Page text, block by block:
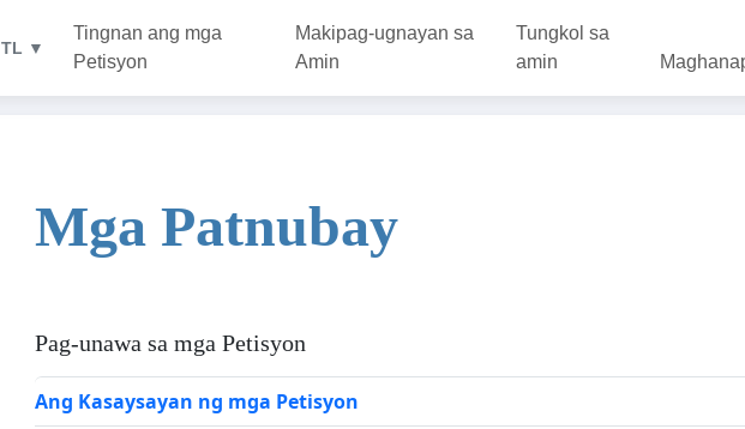
TL ▼
Tingnan ang mga
Petisyon
Makipag-ugnayan sa
Amin
Tungkol sa
amin
Mga Patnubay
Pag-unawa sa mga Petisyon
Ang Kasaysayan ng mga Petisyon